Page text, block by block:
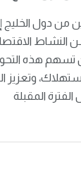
دول الخليج
النشاط
تسهم هذه
الفترة المقبلة